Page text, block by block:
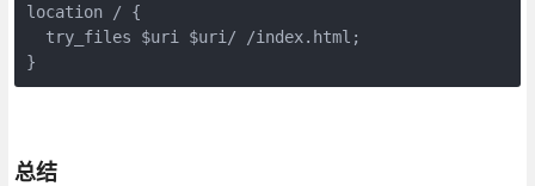
location / {
  try_files $uri $uri/ /index.html;
}
总结